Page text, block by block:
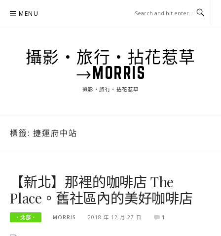
MENU
攝影‧旅行‧拈花惹草
→MORRIS
攝影‧旅行‧拈花惹草
標籤: 捷運府中站
【新北】那裡的咖啡店 The
Place。舊社區內的美好咖啡店
‧北部‧ MORRIS 2018 年 12 月 27 日 1